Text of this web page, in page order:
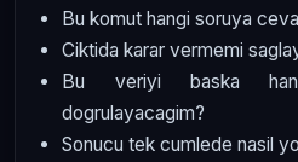
Bu komut hangi soruya
Ciktida karar vermemi
Bu veriyi baska
dogrulayacagim?
Sonucu tek cumlede nasil